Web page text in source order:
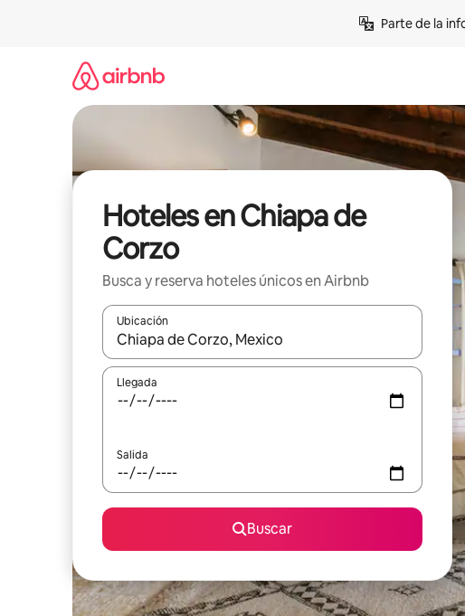
Parte de la
Hoteles en Chiapa de
Corzo
Busca y reserva hoteles únicos en Airbnb
Ubicación
Cuando los resultados estén disponibles, navega con las
Llegada
Salida
Buscar